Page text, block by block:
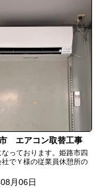
エアコン取替工事
なっております。姫路市四
社でＹ様の従業員休憩所の
月06日